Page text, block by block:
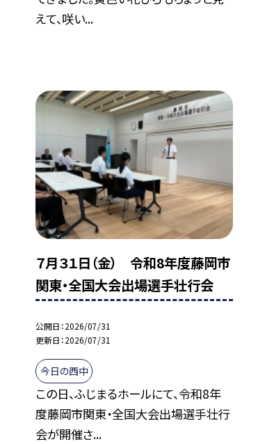
えて、咲い...
７月３１日（金） 令和8年度藤岡市
関東・全国大会出場選手壮行会
公開日 2026/07/31
更新日 2026/07/31
今日の西中
この日、ふじまるホールにて、令和8年
度藤岡市関東・全国大会出場選手壮行
会が開催さ...